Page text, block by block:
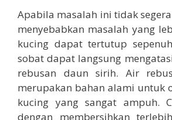
Apabila masalah ini tidak
menyebabkan masalah yang
kucing dapat tertutup
sobat dapat langsung
rebusan daun sirih. Air
merupakan bahan alami untuk
kucing yang sangat ampuh.
dengan membersihkan